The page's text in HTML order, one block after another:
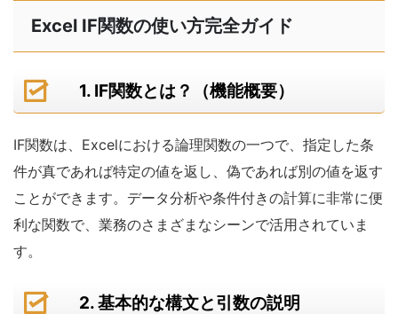
Excel IF関数の使い方完全ガイド
1. IF関数とは？（機能概要）
IF関数は、Excelにおける論理関数の一つで、指定した条
件が真であれば特定の値を返し、偽であれば別の値を返す
ことができます。データ分析や条件付きの計算に非常に便
利な関数で、業務のさまざまなシーンで活用されていま
す。
2. 基本的な構文と引数の説明